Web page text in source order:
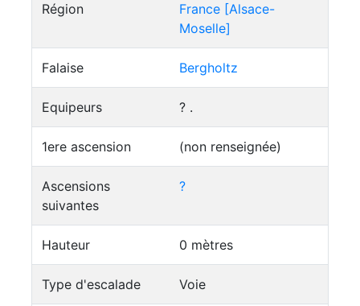
Région
France [Alsace-
Moselle]
Falaise Bergholtz
Equipeurs ? .
1ere ascension (non renseignée)
Ascensions
suivantes
?
Hauteur 0 mètres
Type d'escalade Voie